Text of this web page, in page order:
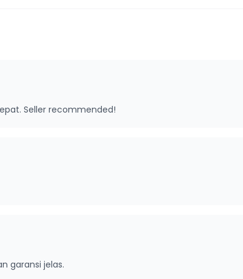
Seller recommended!
garansi jelas.